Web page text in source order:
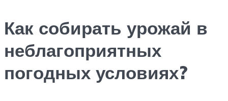
Как собирать урожай в
неблагоприятных
погодных условиях?